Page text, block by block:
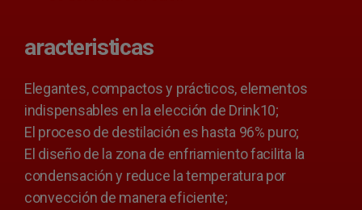
aracteristicas
Elegantes, compactos y prácticos, elementos
indispensables en la elección de Drink10;
El proceso de destilación es hasta 96% puro;
El diseño de la zona de enfriamiento facilita la
condensación y reduce la temperatura por
convección de manera eficiente;